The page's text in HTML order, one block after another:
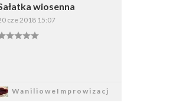
wiosenna
cze 2018 15:07
WanilioweImprowizacj